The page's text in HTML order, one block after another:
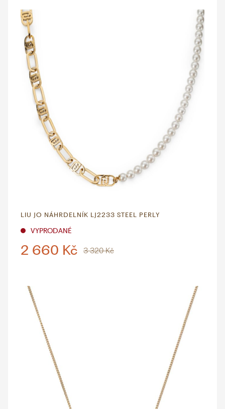
LIU JO NÁHRDELNÍK LJ2233 STEEL PERLY
VYPRODANÉ
2 660 Kč 3 320 Kč